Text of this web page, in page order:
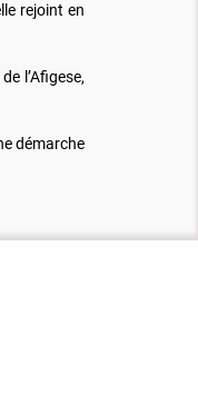
rejoint en
l’Afigese,
démarche